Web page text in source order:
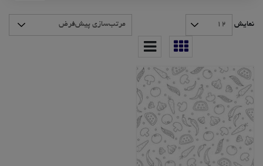
نمایش